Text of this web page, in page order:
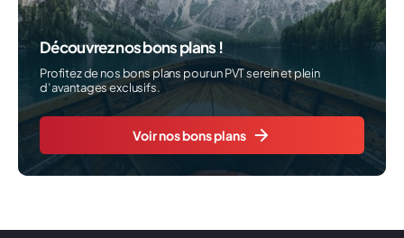
Découvrez nos bons plans !
Profitez de nos bons plans pour un PVT serein et plein
d’avantages exclusifs.
Voir nos bons plans